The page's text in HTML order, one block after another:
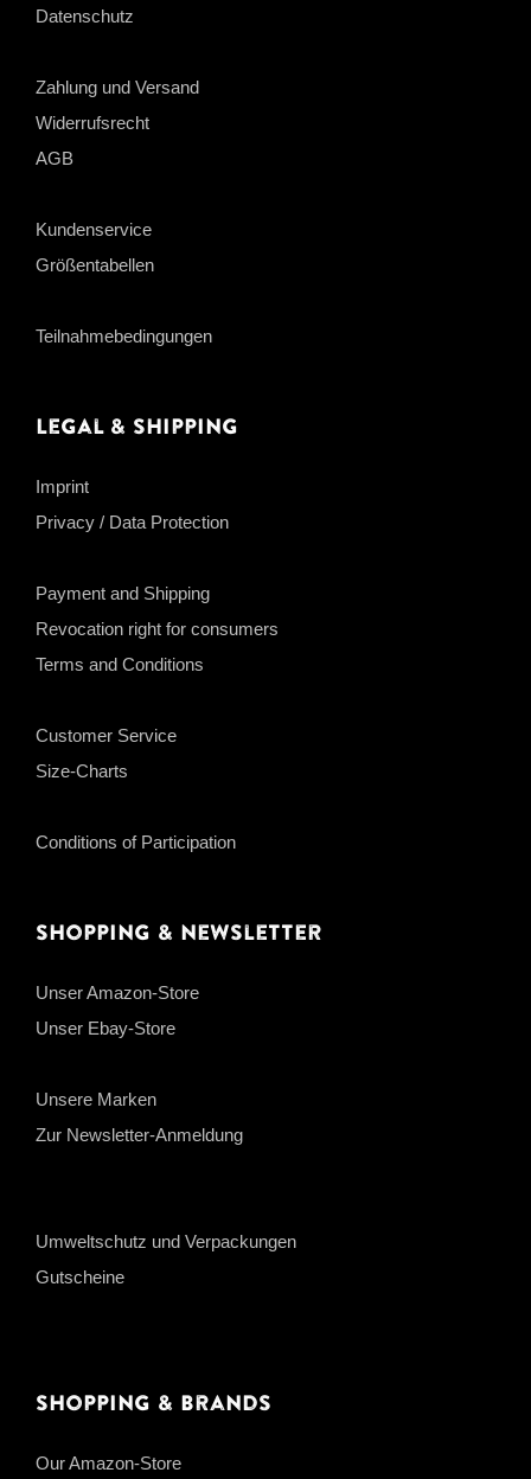
Datenschutz
Zahlung und Versand
Widerrufsrecht
AGB
Kundenservice
Größentabellen
Teilnahmebedingungen
Legal & Shipping
Imprint
Privacy / Data Protection
Payment and Shipping
Revocation right for consumers
Terms and Conditions
Customer Service
Size-Charts
Conditions of Participation
Shopping & Newsletter
Unser Amazon-Store
Unser Ebay-Store
Unsere Marken
Zur Newsletter-Anmeldung
Umweltschutz und Verpackungen
Gutscheine
Shopping & Brands
Our Amazon-Store